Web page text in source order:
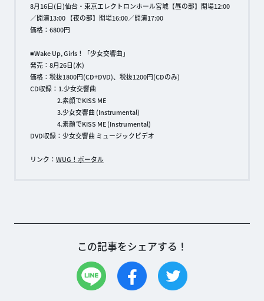
8月16日(日)仙台・東京エレクトロンホール宮城【昼の部】開場12:00
／開演13:00 【夜の部】開場16:00／開演17:00
価格：6800円
■Wake Up, Girls！「少女交響曲」
発売：8月26日(水)
価格：税抜1800円(CD+DVD)、税抜1200円(CDのみ)
CD収録：1.少女交響曲
2.素顔でKISS ME
3.少女交響曲 (Instrumental)
4.素顔でKISS ME (Instrumental)
DVD収録：少女交響曲 ミュージックビデオ
リンク： WUG！ポータル
この記事をシェアする！